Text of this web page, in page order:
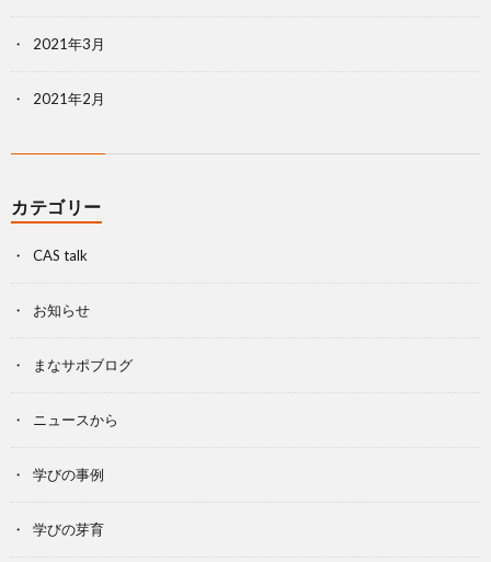
2021年3月
2021年2月
カテゴリー
CAS talk
お知らせ
まなサポブログ
ニュースから
学びの事例
学びの芽育